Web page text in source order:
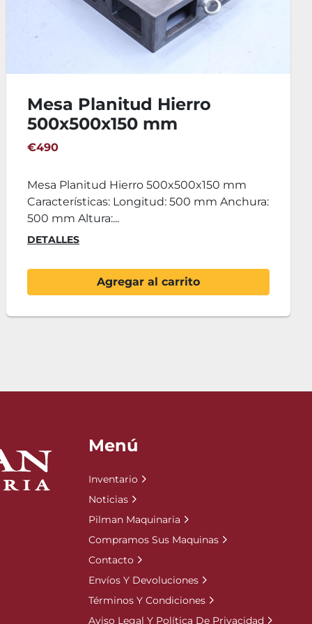
Palpador de Bordes SPV
10x10mm
€15
Palpador de Bordes SPV 10x10mm Estado:
Nuevo Características: Medida: 10x10mm
ORD NO. 93TASTE...
DETALLES
Agregar al carrito
Menú
Inventario
Noticias
Pilman Maquinaria
Compramos Sus Maquinas
Contacto
Envíos Y Devoluciones
Términos Y Condiciones
Aviso Legal Y Política De Privacidad